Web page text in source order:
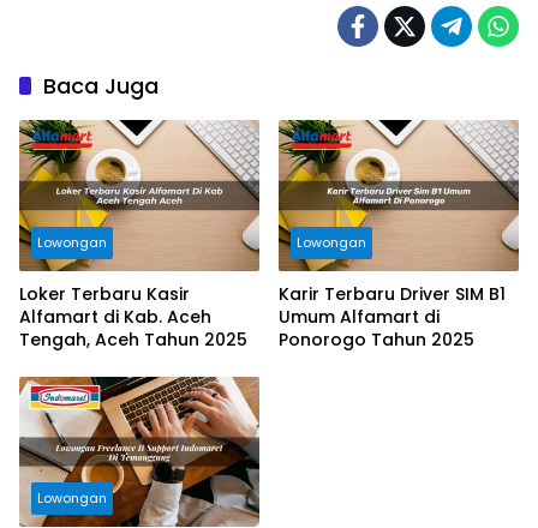
Baca Juga
Lowongan
Loker Terbaru Kasir
Alfamart di Kab. Aceh
Tengah, Aceh Tahun 2025
Lowongan
Karir Terbaru Driver SIM B1
Umum Alfamart di
Ponorogo Tahun 2025
Lowongan